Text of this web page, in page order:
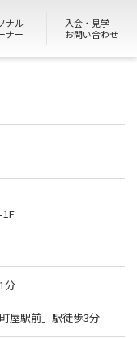
ナル
ナー
入会・見学
お問い合わせ
分
屋駅前」駅徒歩3分